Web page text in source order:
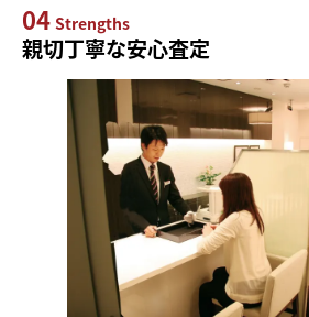
04 Strengths
親切丁寧な安心査定